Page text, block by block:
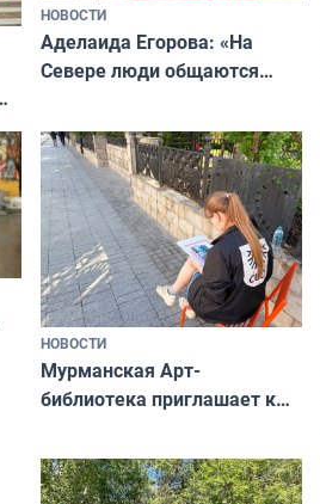
НОВОСТИ
Аделаида Егорова: «На
Севере люди общаются
а потому что
ты им интересен»
НОВОСТИ
Мурманская Арт-
библиотека приглашает к
и фотографов